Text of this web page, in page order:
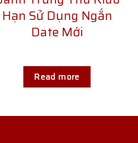
Hạn Sử Dụng Ngắn
Date Mới
Read more